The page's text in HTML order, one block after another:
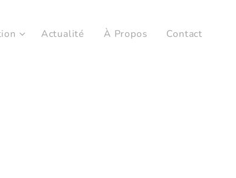
Actualité À Propos Contact